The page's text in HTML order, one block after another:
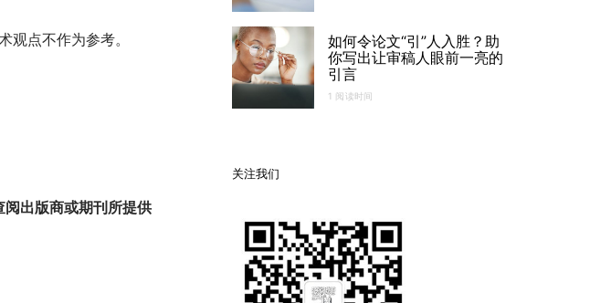
点不作为参考。
阅出版商或期刊所提供
如何令论文“引”人入胜？助
你写出让审稿人眼前一亮的
引言
1 阅读时间
关注我们